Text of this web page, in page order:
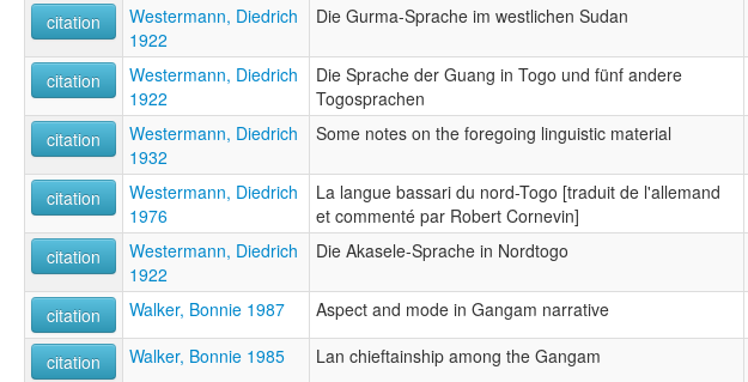
citation
Westermann, Diedrich
1922
Die Gurma-Sprache im westlichen Sudan
citation
Westermann, Diedrich
1922
Die Sprache der Guang in Togo und fünf andere
Togosprachen
citation
Westermann, Diedrich
1932
Some notes on the foregoing linguistic material
citation
Westermann, Diedrich
1976
La langue bassari du nord-Togo [traduit de l'allemand
et commenté par Robert Cornevin]
citation
Westermann, Diedrich
1922
Die Akasele-Sprache in Nordtogo
citation Walker, Bonnie 1987 Aspect and mode in Gangam narrative
citation Walker, Bonnie 1985 Lan chieftainship among the Gangam